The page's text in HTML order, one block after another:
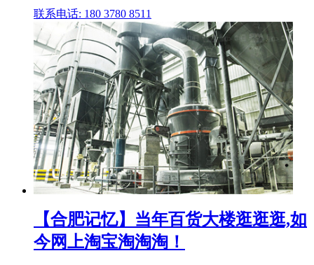
联系电话: 180 3780 8511
【合肥记忆】当年百货大楼逛逛逛,如
今网上淘宝淘淘淘！